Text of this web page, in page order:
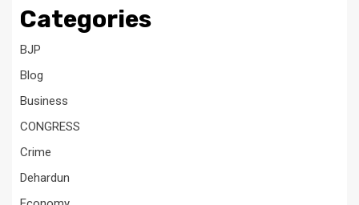
Categories
BJP
Blog
Business
CONGRESS
Crime
Dehardun